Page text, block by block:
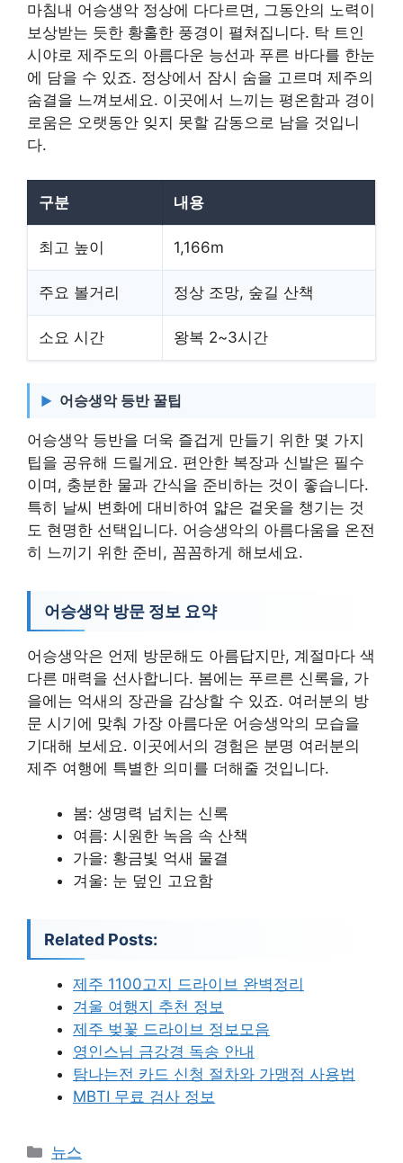
마침내 어승생악 정상에 다다르면, 그동안의 노력이
보상받는 듯한 황홀한 풍경이 펼쳐집니다. 탁 트인
시야로 제주도의 아름다운 능선과 푸른 바다를 한눈
에 담을 수 있죠. 정상에서 잠시 숨을 고르며 제주의
숨결을 느껴보세요. 이곳에서 느끼는 평온함과 경이
로움은 오랫동안 잊지 못할 감동으로 남을 것입니
다.
구분 내용
최고 높이 1,166m
주요 볼거리 정상 조망, 숲길 산책
소요 시간 왕복 2~3시간
어승생악 등반 꿀팁
어승생악 등반을 더욱 즐겁게 만들기 위한 몇 가지
팁을 공유해 드릴게요. 편안한 복장과 신발은 필수
이며, 충분한 물과 간식을 준비하는 것이 좋습니다.
특히 날씨 변화에 대비하여 얇은 겉옷을 챙기는 것
도 현명한 선택입니다. 어승생악의 아름다움을 온전
히 느끼기 위한 준비, 꼼꼼하게 해보세요.
어승생악 방문 정보 요약
어승생악은 언제 방문해도 아름답지만, 계절마다 색
다른 매력을 선사합니다. 봄에는 푸르른 신록을, 가
을에는 억새의 장관을 감상할 수 있죠. 여러분의 방
문 시기에 맞춰 가장 아름다운 어승생악의 모습을
기대해 보세요. 이곳에서의 경험은 분명 여러분의
제주 여행에 특별한 의미를 더해줄 것입니다.
봄: 생명력 넘치는 신록
여름: 시원한 녹음 속 산책
가을: 황금빛 억새 물결
겨울: 눈 덮인 고요함
Related Posts:
제주 1100고지 드라이브 완벽정리
겨울 여행지 추천 정보
제주 벚꽃 드라이브 정보모음
영인스님 금강경 독송 안내
탐나는전 카드 신청 절차와 가맹점 사용법
MBTI 무료 검사 정보
카
뉴스